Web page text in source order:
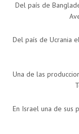
Del país de
Del país de Ucrania
Una de las
En Israel una de sus